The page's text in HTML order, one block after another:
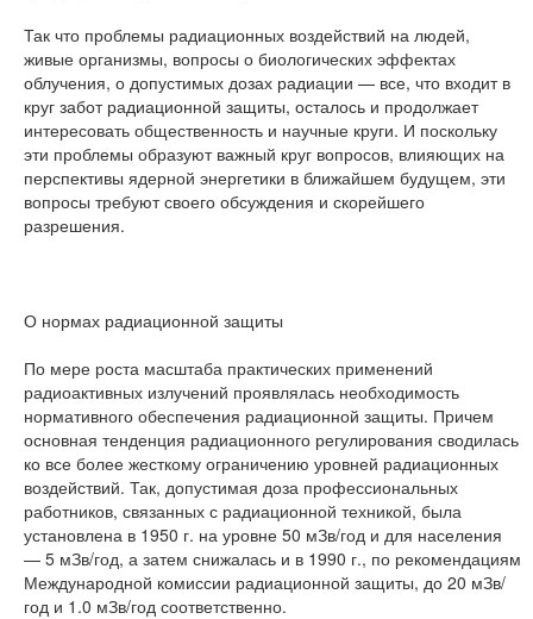
Так что проблемы радиационных воздействий на людей,
живые организмы, вопросы о биологических эффектах
облучения, о допустимых дозах радиации — все, что входит в
круг забот радиационной защиты, осталось и продолжает
интересовать общественность и научные круги. И поскольку
эти проблемы образуют важный круг вопросов, влияющих на
перспективы ядерной энергетики в ближайшем будущем, эти
вопросы требуют своего обсуждения и скорейшего
разрешения.
О нормах радиационной защиты
По мере роста масштаба практических применений
радиоактивных излучений проявлялась необходимость
нормативного обеспечения радиационной защиты. Причем
основная тенденция радиационного регулирования сводилась
ко все более жесткому ограничению уровней радиационных
воздействий. Так, допустимая доза профессиональных
работников, связанных с радиационной техникой, была
установлена в 1950 г. на уровне 50 мЗв/год и для населения
— 5 мЗв/год, а затем снижалась и в 1990 г., по рекомендациям
Международной комиссии радиационной защиты, до 20 мЗв/
год и 1.0 мЗв/год соответственно.